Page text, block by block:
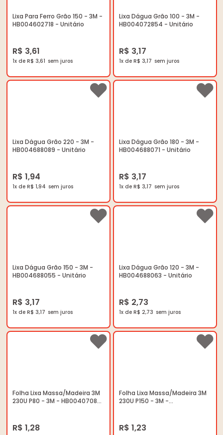
Lixa Para Ferro Grão 150 - 3M -
HB004602718 - Unitário
R$ 3,61
1x de R$ 3,61
Lixa Dágua Grão 100 - 3M -
HB004072854 - Unitário
R$ 3,17
1x de R$ 3,17
Lixa Dágua Grão 220 - 3M -
HB004688089 - Unitário
R$ 1,94
1x de R$ 1,94
Lixa Dágua Grão 180 - 3M -
HB004688071 - Unitário
R$ 3,17
1x de R$ 3,17
Lixa Dágua Grão 150 - 3M -
HB004688055 - Unitário
R$ 3,17
1x de R$ 3,17
Lixa Dágua Grão 120 - 3M -
HB004688063 - Unitário
R$ 2,73
1x de R$ 2,73
Folha Lixa Massa/Madeira 3M
230U P80 - 3M - HB004070841
R$ 1,28
Folha Lixa Massa/Madeira 3M
230U P150 - 3M -
R$ 1,23